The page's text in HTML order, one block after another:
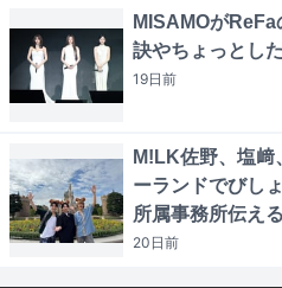
MISAMOが
訣やちょっとし
19日前
M!LK佐野、塩﨑
ーランドでびし
所属事務所伝える
20日前